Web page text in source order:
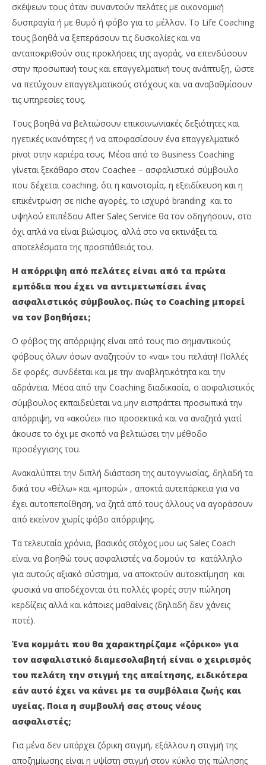
σκέψεων τους όταν συναντούν πελάτες με οικονομική
δυσπραγία ή με θυμό ή φόβο για το μέλλον. Το Life Coaching
τους βοηθά να ξεπεράσουν τις δυσκολίες και να
ανταποκριθούν στις προκλήσεις της αγοράς, να επενδύσουν
στην προσωπική τους και επαγγελματική τους ανάπτυξη, ώστε
να πετύχουν επαγγελματικούς στόχους και να αναβαθμίσουν
τις υπηρεσίες τους.
Τους βοηθά να βελτιώσουν επικοινωνιακές δεξιότητες και
ηγετικές ικανότητες ή να αποφασίσουν ένα επαγγελματικό
pivot στην καριέρα τους. Μέσα από το Business Coaching
γίνεται ξεκάθαρο στον Coachee – ασφαλιστικό σύμβουλο
που δέχεται coaching, ότι η καινοτομία, η εξειδίκευση και η
επικέντρωση σε niche αγορές, το ισχυρό branding και το
υψηλού επιπέδου After Saleς Service θα τον οδηγήσουν, στο
όχι απλά να είναι βιώσιμος, αλλά στο να εκτινάξει τα
αποτελέσματα της προσπάθειάς του.
Η απόρριψη από πελάτες είναι από τα πρώτα
εμπόδια που έχει να αντιμετωπίσει ένας
ασφαλιστικός σύμβουλος. Πώς το Coaching μπορεί
να τον βοηθήσει;
Ο φόβος της απόρριψης είναι από τους πιο σημαντικούς
φόβους όλων όσων αναζητούν το «ναι» του πελάτη! Πολλές
δε φορές, συνδέεται και με την αναβλητικότητα και την
αδράνεια. Μέσα από την Coaching διαδικασία, ο ασφαλιστικός
σύμβουλος εκπαιδεύεται να μην εισπράττει προσωπικά την
απόρριψη, να «ακούει» πιο προσεκτικά και να αναζητά γιατί
άκουσε το όχι με σκοπό να βελτιώσει την μέθοδο
προσέγγισης του.
Ανακαλύπτει την διπλή διάσταση της αυτογνωσίας, δηλαδή τα
δικά του «θέλω» και «μπορώ» , αποκτά αυτεπάρκεια για να
έχει αυτοπεποίθηση, να ζητά από τους άλλους να αγοράσουν
από εκείνον χωρίς φόβο απόρριψης.
Τα τελευταία χρόνια, βασικός στόχος μου ως Saleς Coach
είναι να βοηθώ τους ασφαλιστές να δομούν το κατάλληλο
για αυτούς αξιακό σύστημα, να αποκτούν αυτοεκτίμηση και
φυσικά να αποδέχονται ότι πολλές φορές στην πώληση
κερδίζεις αλλά και κάποιες μαθαίνεις (δηλαδή δεν χάνεις
ποτέ).
Ένα κομμάτι που θα χαρακτηρίζαμε «ζόρικο» για
τον ασφαλιστικό διαμεσολαβητή είναι ο χειρισμός
του πελάτη την στιγμή της απαίτησης, ειδικότερα
εάν αυτό έχει να κάνει με τα συμβόλαια ζωής και
υγείας. Ποια η συμβουλή σας στους νέους
ασφαλιστές;
Για μένα δεν υπάρχει ζόρικη στιγμή, εξάλλου η στιγμή της
αποζημίωσης είναι η υψίστη στιγμή στον κύκλο της πώλησης